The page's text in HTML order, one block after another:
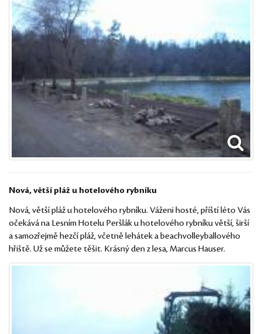
Nová, větší pláž u hotelového rybníku
Nová, větší pláž u hotelového rybníku. Váženi hosté, příští léto Vás
očekává na Lesním Hotelu Peršlák u hotelového rybníku větší, širší
a samozřejmě hezčí pláž, včetně lehátek a beachvolleyballového
hřiště. Už se můžete těšit. Krásný den z lesa, Marcus Hauser.